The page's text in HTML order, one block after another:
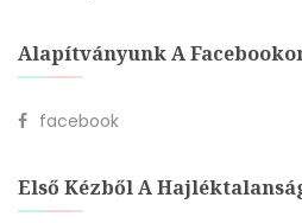
Alapítványunk A
facebook
Első Kézből A